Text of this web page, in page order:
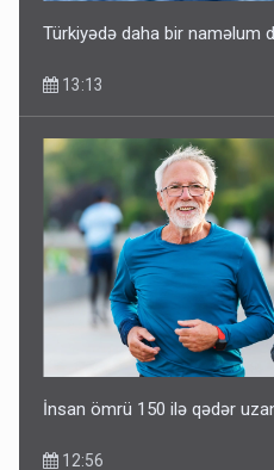
DİQQƏTLİ OLUN! Bu gün
Türkiyədə daha bir naməlum
13:13
İnsan ömrü 150 ilə qədər
12:56